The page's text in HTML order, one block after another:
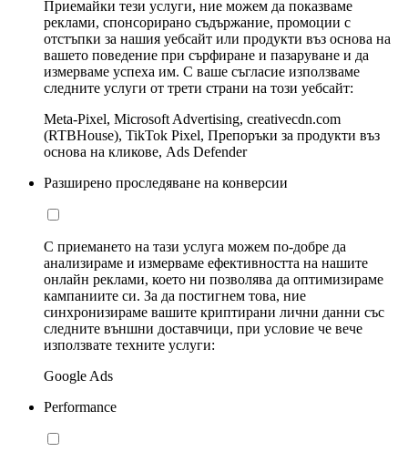
Приемайки тези услуги, ние можем да показваме
реклами, спонсорирано съдържание, промоции с
отстъпки за нашия уебсайт или продукти въз основа на
вашето поведение при сърфиране и пазаруване и да
измерваме успеха им. С ваше съгласие използваме
следните услуги от трети страни на този уебсайт:
Meta-Pixel, Microsoft Advertising, creativecdn.com
(RTBHouse), TikTok Pixel, Препоръки за продукти въз
основа на кликове, Ads Defender
Разширено проследяване на конверсии
С приемането на тази услуга можем по-добре да
анализираме и измерваме ефективността на нашите
онлайн реклами, което ни позволява да оптимизираме
кампаниите си. За да постигнем това, ние
синхронизираме вашите криптирани лични данни със
следните външни доставчици, при условие че вече
използвате техните услуги:
Google Ads
Performance